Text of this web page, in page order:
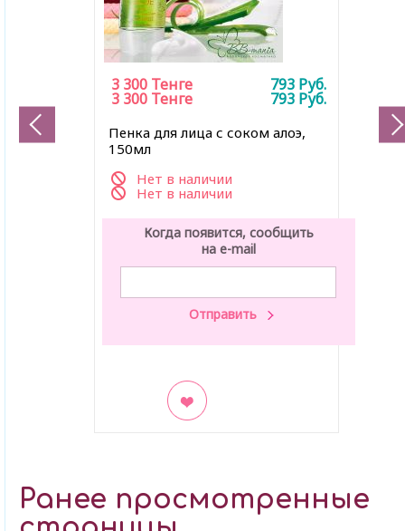
Пенка для лица с соком алоэ,
150мл
Нет в наличии
3 300 Тенге 793 Руб.
Нет в наличии
3 300 Тенге 793 Руб.
Когда появится, сообщить
на e-mail
Ранее просмотренные